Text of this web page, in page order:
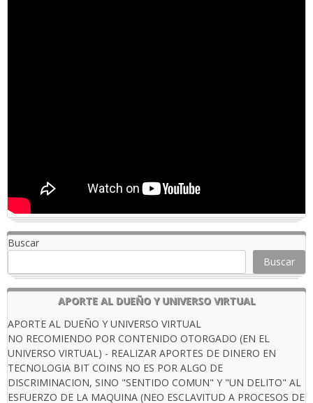
Buscar
Buscar
APORTE AL DUEÑO Y UNIVERSO VIRTUAL
APORTE AL DUEÑO Y UNIVERSO VIRTUAL
NO RECOMIENDO POR CONTENIDO OTORGADO (EN EL
UNIVERSO VIRTUAL) - REALIZAR APORTES DE DINERO EN
TECNOLOGIA BIT COINS NO ES POR ALGO DE
DISCRIMINACION, SINO "SENTIDO COMUN" Y "UN DELITO" AL
ESFUERZO DE LA MAQUINA (NEO ESCLAVITUD A PROCESOS DE